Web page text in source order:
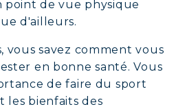
point de vue physique
d'ailleurs.
vous savez comment vous
en bonne santé. Vous
de faire du sport
bienfaits des